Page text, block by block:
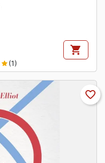
shopping_cart
star(1)
favorite_border